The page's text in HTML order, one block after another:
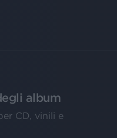
album
CD, vinili e